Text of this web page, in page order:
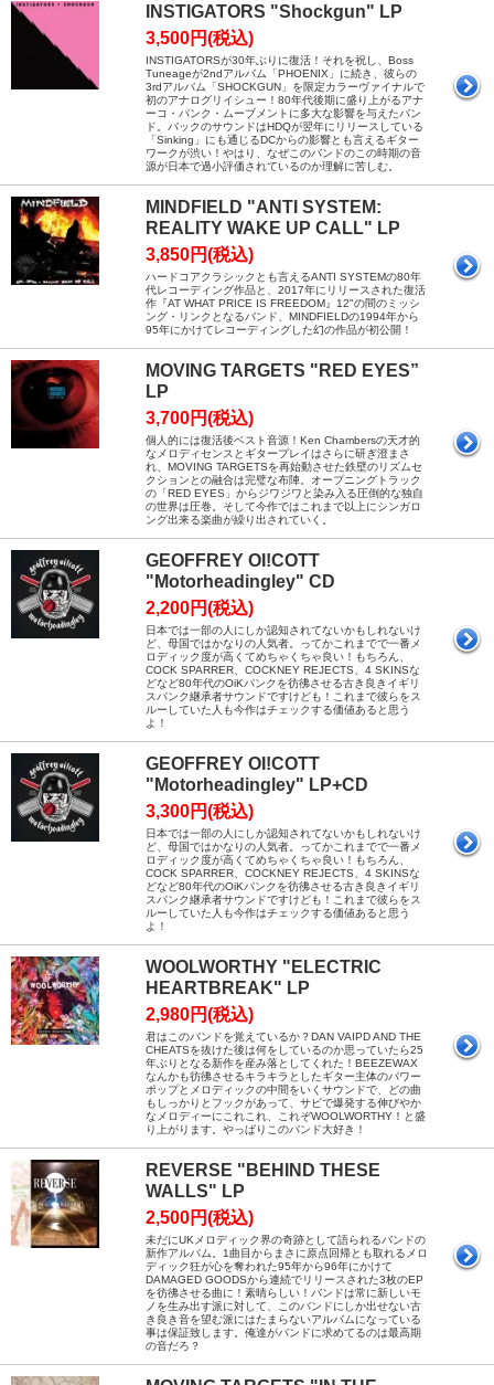
INSTIGATORS "Shockgun" LP
3,500円(税込)
INSTIGATORSが30年ぶりに復活！それを祝し、Boss
Tuneageが2ndアルバム「PHOENIX」に続き、彼らの
3rdアルバム「SHOCKGUN」を限定カラーヴァイナルで
初のアナログリイシュー！80年代後期に盛り上がるアナ
ーコ・パンク・ムーブメントに多大な影響を与えたバン
ド。バックのサウンドはHDQが翌年にリリースしている
「Sinking」にも通じるDCからの影響とも言えるギター
ワークが渋い！やはり、なぜこのバンドのこの時期の音
源が日本で過小評価されているのか理解に苦しむ。
MINDFIELD "ANTI SYSTEM:
REALITY WAKE UP CALL" LP
3,850円(税込)
ハードコアクラシックとも言えるANTI SYSTEMの80年
代レコーディング作品と、2017年にリリースされた復活
作『AT WHAT PRICE IS FREEDOM』12"の間のミッシ
ング・リンクとなるバンド、MINDFIELDの1994年から
95年にかけてレコーディングした幻の作品が初公開！
MOVING TARGETS "RED EYES”
LP
3,700円(税込)
個人的には復活後ベスト音源！Ken Chambersの天才的
なメロディセンスとギタープレイはさらに研ぎ澄まさ
れ、MOVING TARGETSを再始動させた鉄壁のリズムセ
クションとの融合は完璧な布陣。オープニングトラック
の「RED EYES」からジワジワと染み入る圧倒的な独自
の世界は圧巻。そして今作ではこれまで以上にシンガロ
ング出来る楽曲が繰り出されていく。
GEOFFREY OI!COTT
"Motorheadingley" CD
2,200円(税込)
日本では一部の人にしか認知されてないかもしれないけ
ど、母国ではかなりの人気者。ってかこれまでで一番メ
ロディック度が高くてめちゃくちゃ良い！もちろん、
COCK SPARRER、COCKNEY REJECTS、4 SKINSな
どなど80年代のOiKパンクを彷彿させる古き良きイギリ
スパンク継承者サウンドですけども！これまで彼らをス
ルーしていた人も今作はチェックする価値あると思う
よ！
GEOFFREY OI!COTT
"Motorheadingley" LP+CD
3,300円(税込)
日本では一部の人にしか認知されてないかもしれないけ
ど、母国ではかなりの人気者。ってかこれまでで一番メ
ロディック度が高くてめちゃくちゃ良い！もちろん、
COCK SPARRER、COCKNEY REJECTS、4 SKINSな
どなど80年代のOiKパンクを彷彿させる古き良きイギリ
スパンク継承者サウンドですけども！これまで彼らをス
ルーしていた人も今作はチェックする価値あると思う
よ！
WOOLWORTHY "ELECTRIC
HEARTBREAK" LP
2,980円(税込)
君はこのバンドを覚えているか？DAN VAIPD AND THE
CHEATSを抜けた後は何をしているのか思っていたら25
年ぶりとなる新作を産み落としてくれた！BEEZEWAX
なんかも彷彿させるキラキラとしたギター主体のパワー
ポップとメロディックの中間をいくサウンドで、どの曲
もしっかりとフックがあって、サビで爆発する伸びやか
なメロディーにこれこれ、これぞWOOLWORTHY！と盛
り上がります。やっぱりこのバンド大好き！
REVERSE "BEHIND THESE
WALLS" LP
2,500円(税込)
未だにUKメロディック界の奇跡として語られるバンドの
新作アルバム。1曲目からまさに原点回帰とも取れるメロ
ディック狂が心を奪われた95年から96年にかけて
DAMAGED GOODSから連続でリリースされた3枚のEP
を彷彿させる曲に！素晴らしい！バンドは常に新しいモ
ノを生み出す派に対して、このバンドにしか出せない古
き良き音を望む派にはたまらないアルバムになっている
事は保証致します。俺達がバンドに求めてるのは最高期
の音だろ？